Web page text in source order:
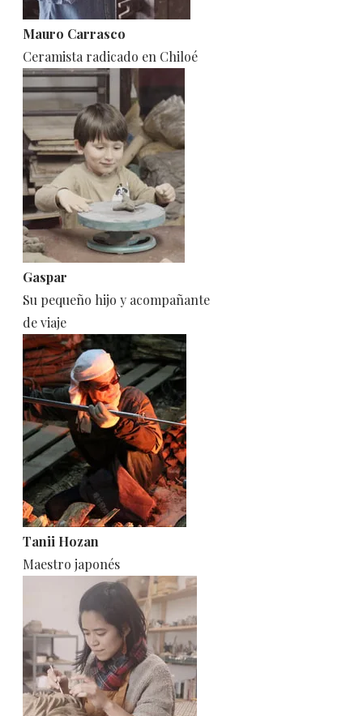
Mauro Carrasco
Ceramista radicado en Chiloé
Gaspar
Su pequeño hijo y acompañante
​de viaje
Tanii Hozan
Maestro japonés